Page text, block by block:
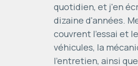
quotidien, et j'en
dizaine d'années.
couvrent l'essai et
véhicules, la
l'entretien, ainsi